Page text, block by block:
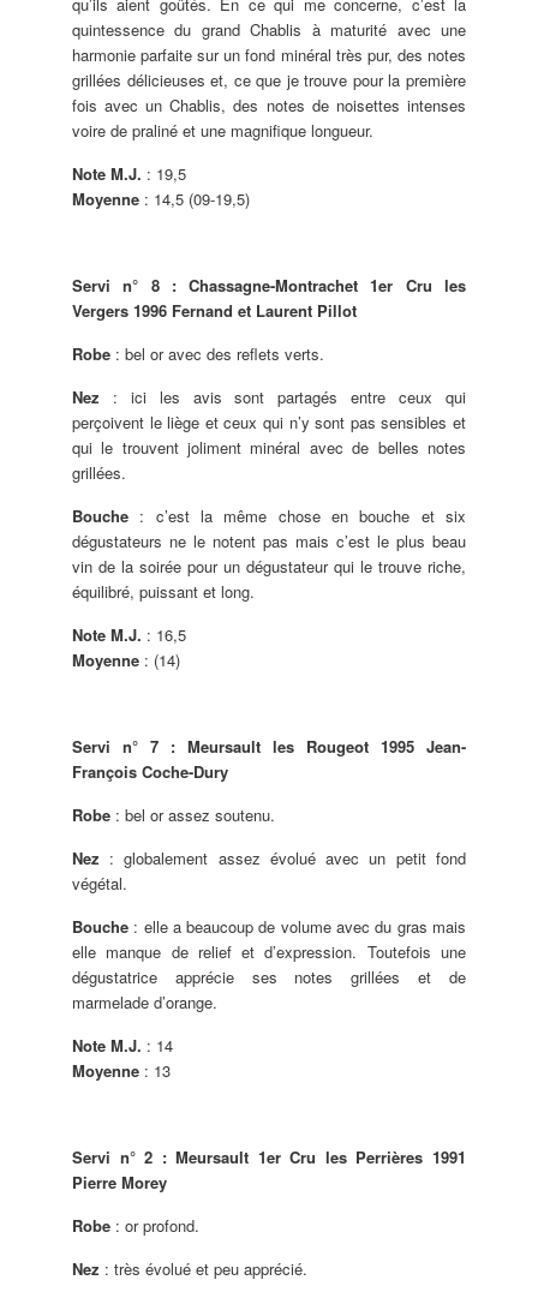
quintessence du grand Chablis à maturité avec une
harmonie parfaite sur un fond minéral très pur, des notes
grillées délicieuses et, ce que je trouve pour la première
fois avec un Chablis, des notes de noisettes intenses
voire de praliné et une magnifique longueur.
Note M.J. : 19,5
Moyenne : 14,5 (09-19,5)
Servi n° 8 : Chassagne-Montrachet 1er Cru les
Vergers 1996 Fernand et Laurent Pillot
Robe : bel or avec des reflets verts.
Nez : ici les avis sont partagés entre ceux qui
perçoivent le liège et ceux qui n’y sont pas sensibles et
qui le trouvent joliment minéral avec de belles notes
grillées.
Bouche : c’est la même chose en bouche et six
dégustateurs ne le notent pas mais c’est le plus beau
vin de la soirée pour un dégustateur qui le trouve riche,
équilibré, puissant et long.
Note M.J. : 16,5
Moyenne : (14)
Servi n° 7 : Meursault les Rougeot 1995 Jean-
François Coche-Dury
Robe : bel or assez soutenu.
Nez : globalement assez évolué avec un petit fond
végétal.
Bouche : elle a beaucoup de volume avec du gras mais
elle manque de relief et d’expression. Toutefois une
dégustatrice apprécie ses notes grillées et de
marmelade d’orange.
Note M.J. : 14
Moyenne : 13
Servi n° 2 : Meursault 1er Cru les Perrières 1991
Pierre Morey
Robe : or profond.
Nez : très évolué et peu apprécié.